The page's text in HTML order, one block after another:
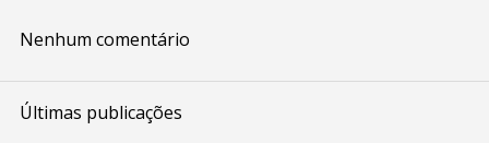
Nenhum comentário
Últimas publicações